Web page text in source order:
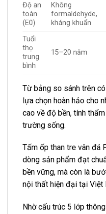
Độ an
toàn
(E0)
Không
formaldehyde,
kháng khuẩn
Tuổi
thọ
trung
bình
15–20 năm
Từ bảng so sánh trên
lựa chọn hoàn hảo cho
cao về độ bền, tính
trường sống.
Tấm ốp than tre vân đá
dòng sản phẩm đạt
bền vững, mà còn là
nội thất hiện đại tại Việt
Nhờ cấu trúc 5 lớp